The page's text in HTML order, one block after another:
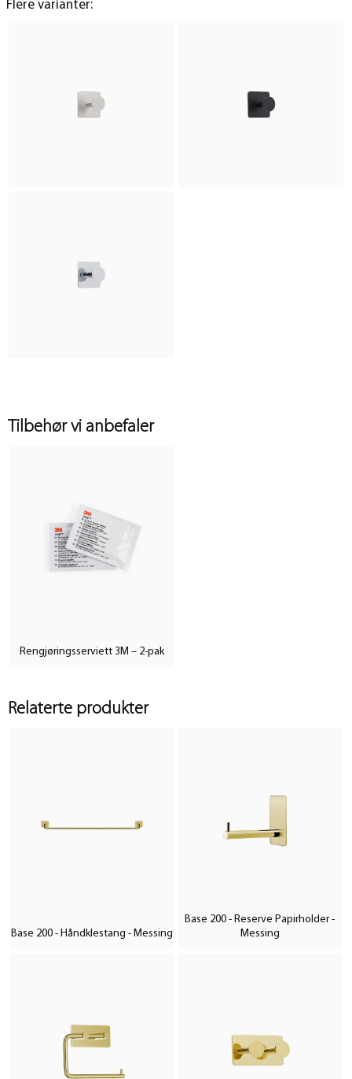
Flere varianter:
Tilbehør vi anbefaler
Rengjøringsserviett 3M – 2-pak
Relaterte produkter
Base 200 - Håndklestang - Messing
Base 200 - Reserve Papirholder -
Messing